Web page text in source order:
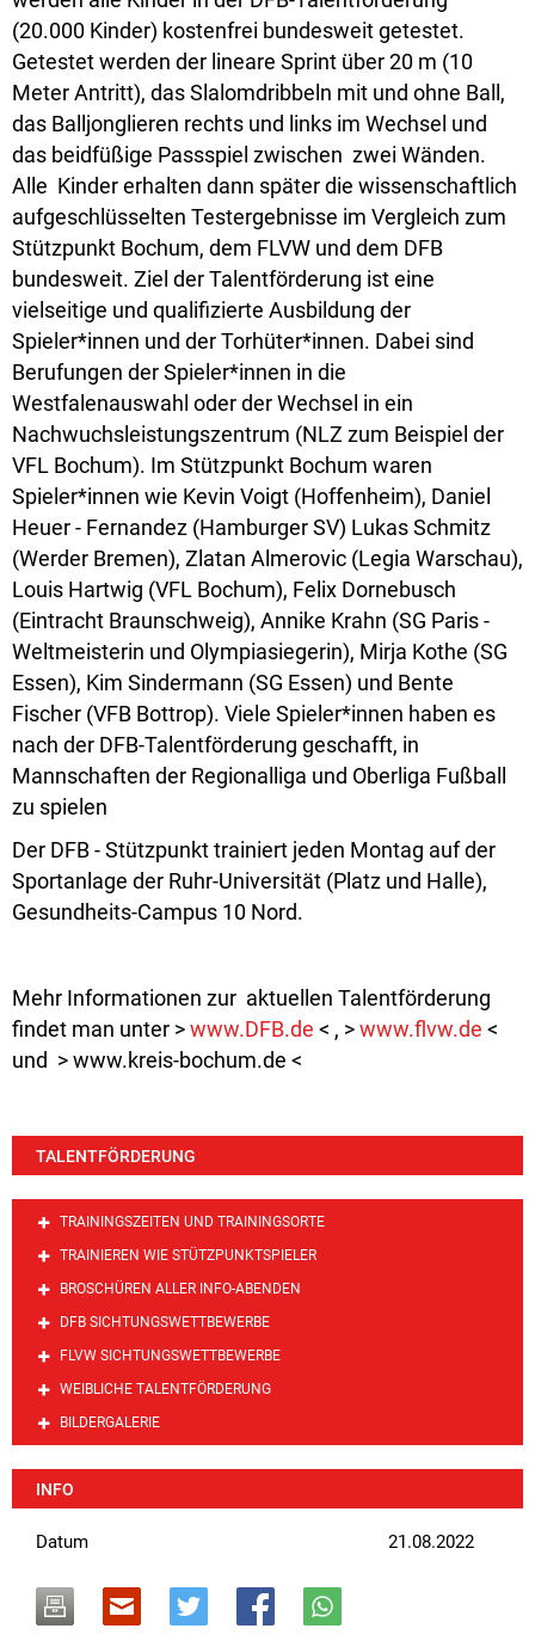
(20.000 Kinder) kostenfrei bundesweit getestet.
Getestet werden der lineare Sprint über 20 m (10
Meter Antritt), das Slalomdribbeln mit und ohne Ball,
das Balljonglieren rechts und links im Wechsel und
das beidfüßige Passspiel zwischen zwei Wänden.
Alle Kinder erhalten dann später die wissenschaftlich
aufgeschlüsselten Testergebnisse im Vergleich zum
Stützpunkt Bochum, dem FLVW und dem DFB
bundesweit. Ziel der Talentförderung ist eine
vielseitige und qualifizierte Ausbildung der
Spieler*innen und der Torhüter*innen. Dabei sind
Berufungen der Spieler*innen in die
Westfalenauswahl oder der Wechsel in ein
Nachwuchsleistungszentrum (NLZ zum Beispiel der
VFL Bochum). Im Stützpunkt Bochum waren
Spieler*innen wie Kevin Voigt (Hoffenheim), Daniel
Heuer - Fernandez (Hamburger SV) Lukas Schmitz
(Werder Bremen), Zlatan Almerovic (Legia Warschau),
Louis Hartwig (VFL Bochum), Felix Dornebusch
(Eintracht Braunschweig), Annike Krahn (SG Paris -
Weltmeisterin und Olympiasiegerin), Mirja Kothe (SG
Essen), Kim Sindermann (SG Essen) und Bente
Fischer (VFB Bottrop). Viele Spieler*innen haben es
nach der DFB-Talentförderung geschafft, in
Mannschaften der Regionalliga und Oberliga Fußball
zu spielen
Der DFB - Stützpunkt trainiert jeden Montag auf der
Sportanlage der Ruhr-Universität (Platz und Halle),
Gesundheits-Campus 10 Nord.
Mehr Informationen zur aktuellen Talentförderung
findet man unter >www.DFB.de < , >www.flvw.de <
und > www.kreis-bochum.de <
TALENTFÖRDERUNG
TRAININGSZEITEN UND TRAININGSORTE
TRAINIEREN WIE STÜTZPUNKTSPIELER
BROSCHÜREN ALLER INFO-ABENDEN
DFB SICHTUNGSWETTBEWERBE
FLVW SICHTUNGSWETTBEWERBE
WEIBLICHE TALENTFÖRDERUNG
BILDERGALERIE
INFO
Datum 21.08.2022